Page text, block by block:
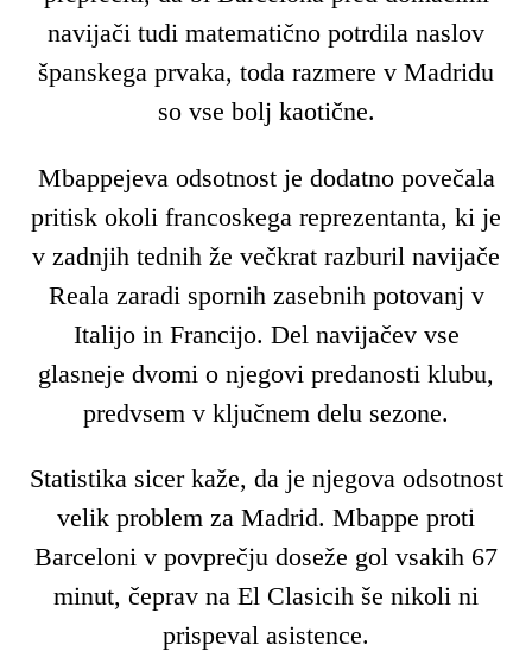
navijači tudi matematično potrdila naslov
španskega prvaka, toda razmere v Madridu
so vse bolj kaotične.
Mbappejeva odsotnost je dodatno povečala
pritisk okoli francoskega reprezentanta, ki je
v zadnjih tednih že večkrat razburil navijače
Reala zaradi spornih zasebnih potovanj v
Italijo in Francijo. Del navijačev vse
glasneje dvomi o njegovi predanosti klubu,
predvsem v ključnem delu sezone.
Statistika sicer kaže, da je njegova odsotnost
velik problem za Madrid. Mbappe proti
Barceloni v povprečju doseže gol vsakih 67
minut, čeprav na El Clasicih še nikoli ni
prispeval asistence.